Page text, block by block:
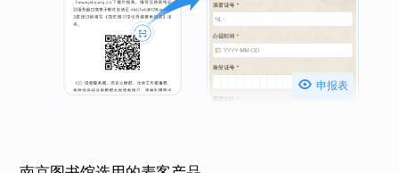
 申报表